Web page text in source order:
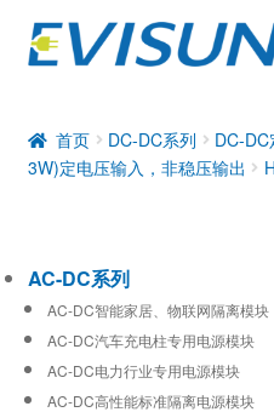
DC-DC系列
工业通信模块
首页 DC-DC系列 DC-
3W)定电压输入，非稳压输出
AC-DC系列
AC-DC智能家居、物联网隔离模块
AC-DC汽车充电柱专用电源模块
AC-DC电力行业专用电源模块
AC-DC高性能标准隔离电源模块